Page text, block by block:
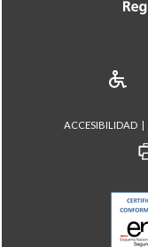
ACCESIBILIDAD